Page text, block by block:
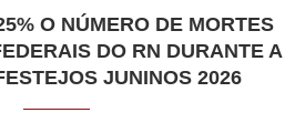
O NÚMERO DE MORTES
DO RN DURANTE A
JUNINOS 2026